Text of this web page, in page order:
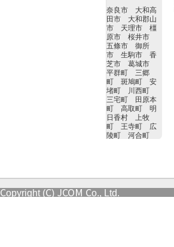
奈良市 大和高
田市 大和郡山
市 天理市 橿
原市 桜井市
五條市 御所
市 生駒市 香
芝市 葛城市
平群町 三郷
町 斑鳩町 安
堵町 川西町
三宅町 田原本
町 高取町 明
日香村 上牧
町 王寺町 広
陵町 河合町
Copyright (C) JCOM Co., Ltd.